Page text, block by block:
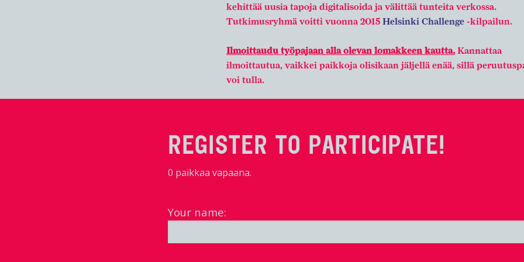
kehittää uusia tapoja digitalisoida ja välittää tunteita verkossa.
Tutkimusryhmä voitti vuonna 2015 Helsinki Challenge -kilpailun.
Ilmoittaudu työpajaan alla olevan lomakkeen kautta. Kannattaa
ilmoittautua, vaikkei paikkoja olisikaan jäljellä enää, sillä
voi tulla.
REGISTER TO PARTICIPATE!
0 paikkaa vapaana.
Your name: